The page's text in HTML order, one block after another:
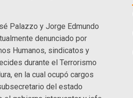
Palazzo y Jorge Edmundo
denunciado por
Humanos, sindicatos y
durante el Terrorismo
en la cual ocupó cargos
del estado